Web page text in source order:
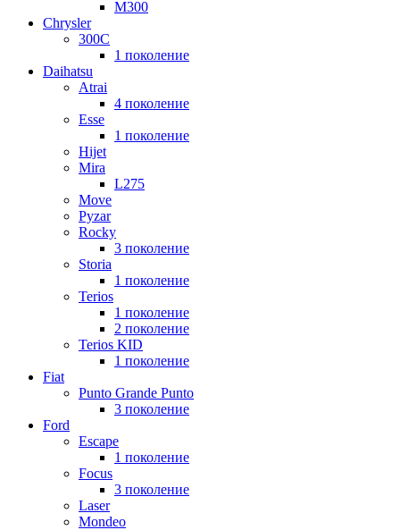
M300
Chrysler
300C
1 поколение
Daihatsu
Atrai
4 поколение
Esse
1 поколение
Hijet
Mira
L275
Move
Pyzar
Rocky
3 поколение
Storia
1 поколение
Terios
1 поколение
2 поколение
Terios KID
1 поколение
Fiat
Punto Grande Punto
3 поколение
Ford
Escape
1 поколение
Focus
3 поколение
Laser
Mondeo